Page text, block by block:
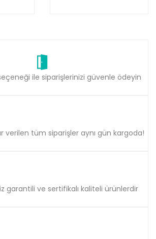
ile siparişlerinizi güvenle ödeyin
verilen tüm siparişler aynı gün kargoda!
garantili ve sertifikalı kaliteli ürünlerdir